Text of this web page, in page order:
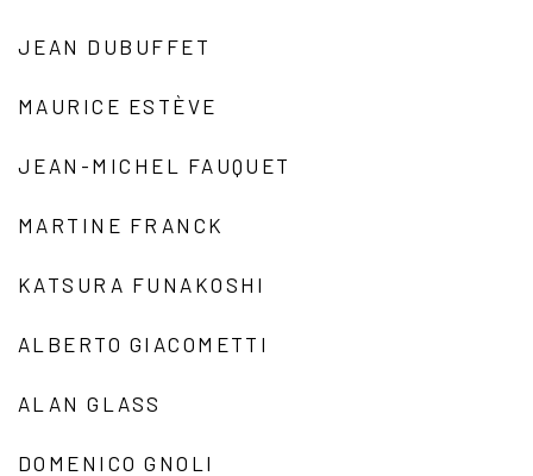
JEAN DUBUFFET
MAURICE ESTÈVE
JEAN-MICHEL FAUQUET
MARTINE FRANCK
KATSURA FUNAKOSHI
ALBERTO GIACOMETTI
ALAN GLASS
DOMENICO GNOLI